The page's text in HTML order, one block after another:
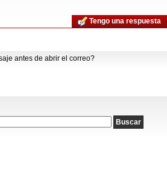
Tengo una respuesta
antes de abrir el correo?